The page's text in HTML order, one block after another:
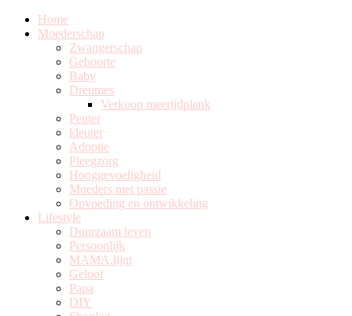
Home
Moederschap
Zwangerschap
Geboorte
Baby
Dreumes
Verkoop meerijdplank
Peuter
kleuter
Adoptie
Pleegzorg
Hooggevoeligheid
Moeders met passie
Opvoeding en ontwikkeling
Lifestyle
Duurzaam leven
Persoonlijk
MAMA.lijnt
Geloof
Papa
DIY